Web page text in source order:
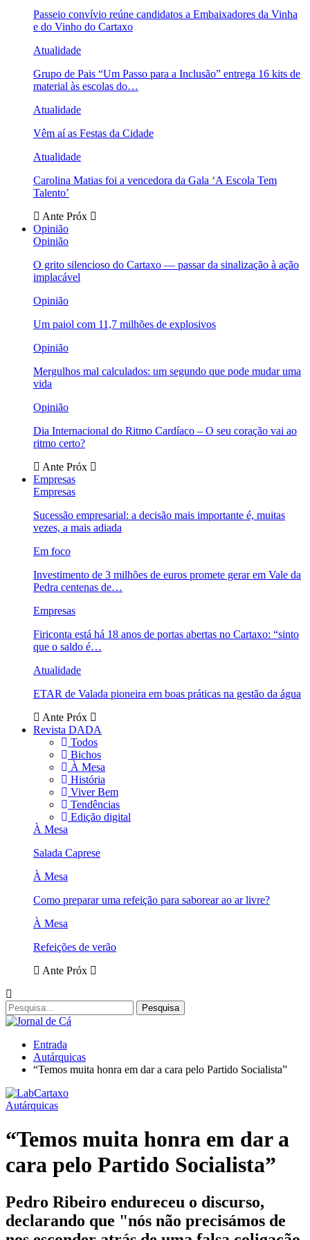
Passeio convívio reúne candidatos a Embaixadores da Vinha
e do Vinho do Cartaxo
Atualidade
Grupo de Pais “Um Passo para a Inclusão” entrega 16 kits de
material às escolas do…
Atualidade
Vêm aí as Festas da Cidade
Atualidade
Carolina Matias foi a vencedora da Gala ‘A Escola Tem
Talento’
Ante Próx
Opinião
Opinião
O grito silencioso do Cartaxo — passar da sinalização à ação
implacável
Opinião
Um paiol com 11,7 milhões de explosivos
Opinião
Mergulhos mal calculados: um segundo que pode mudar uma
vida
Opinião
Dia Internacional do Ritmo Cardíaco – O seu coração vai ao
ritmo certo?
Ante Próx
Empresas
Empresas
Sucessão empresarial: a decisão mais importante é, muitas
vezes, a mais adiada
Em foco
Investimento de 3 milhões de euros promete gerar em Vale da
Pedra centenas de…
Empresas
Firiconta está há 18 anos de portas abertas no Cartaxo: “sinto
que o saldo é…
Atualidade
ETAR de Valada pioneira em boas práticas na gestão da água
Ante Próx
Revista DADA
Todos
Bichos
À Mesa
História
Viver Bem
Tendências
Edição digital
À Mesa
Salada Caprese
À Mesa
Como preparar uma refeição para saborear ao ar livre?
À Mesa
Refeições de verão
Ante Próx
Entrada
Autárquicas
“Temos muita honra em dar a cara pelo Partido Socialista”
Autárquicas
“Temos muita honra em dar a
cara pelo Partido Socialista”
Pedro Ribeiro endureceu o discurso,
declarando que "nós não precisámos de